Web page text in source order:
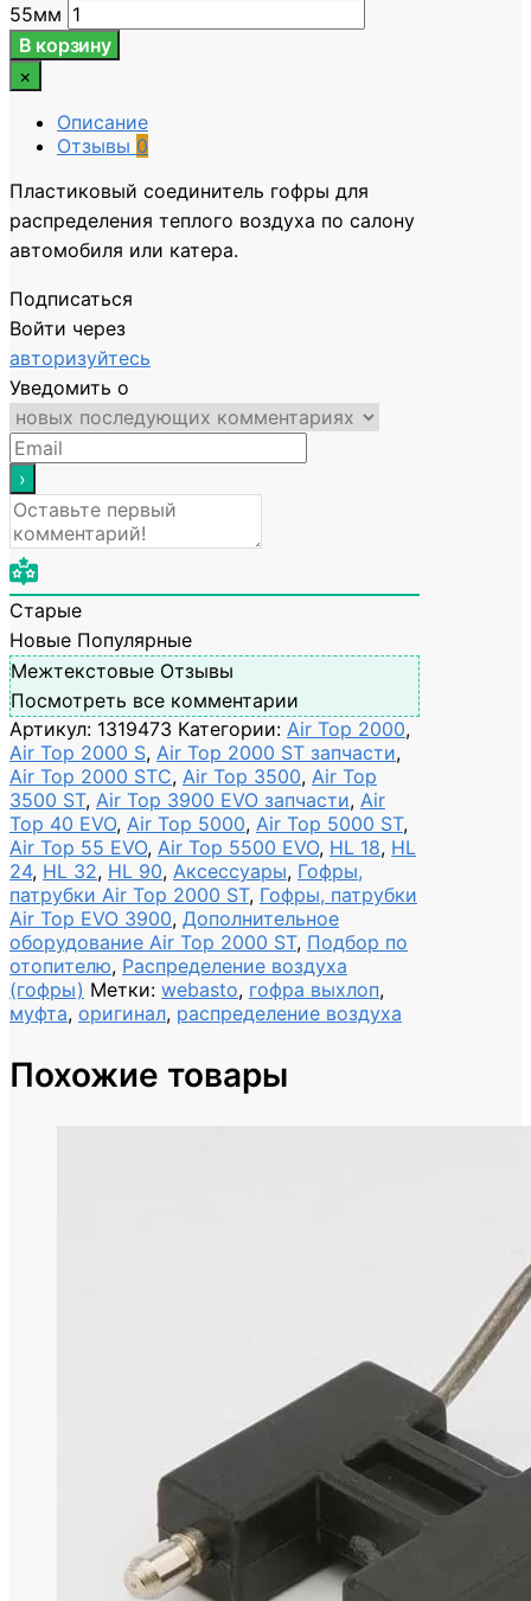
55мм
В корзину
×
Описание
Отзывы 0
Пластиковый соединитель гофры для
распределения теплого воздуха по салону
автомобиля или катера.
Подписаться
Войти через
авторизуйтесь
Уведомить о
Старые
Новые Популярные
Межтекстовые Отзывы
Посмотреть все комментарии
Артикул: 1319473 Категории: Air Top 2000,
Air Top 2000 S, Air Top 2000 ST запчасти,
Air Top 2000 STC, Air Top 3500, Air Top
3500 ST, Air Top 3900 EVO запчасти, Air
Top 40 EVO, Air Top 5000, Air Top 5000 ST,
Air Top 55 EVO, Air Top 5500 EVO, HL 18, HL
24, HL 32, HL 90, Аксессуары, Гофры,
патрубки Air Top 2000 ST, Гофры, патрубки
Air Top EVO 3900, Дополнительное
оборудование Air Top 2000 ST, Подбор по
отопителю, Распределение воздуха
(гофры) Метки: webasto, гофра выхлоп,
муфта, оригинал, распределение воздуха
Похожие товары